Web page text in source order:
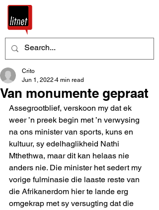
Van monumente gepraat
Crito
Jun 1, 2022 4 min read
Assegrootblief, verskoon my dat ek
weer ’n preek begin met ’n verwysing
na ons minister van sports, kuns en
kultuur, sy edelhaglikheid Nathi
Mthethwa, maar dit kan helaas nie
anders nie. Die minister het sedert my
vorige fulminasie die laaste reste van
die Afrikanerdom hier te lande erg
omgekrap met sy versugting dat die